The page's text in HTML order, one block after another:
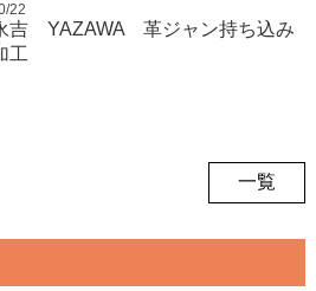
22
吉 YAZAWA 革ジャン持ち込み
工
一覧